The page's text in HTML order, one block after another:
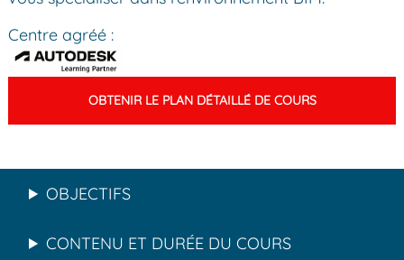
Centre agréé :
OBTENIR LE PLAN DÉTAILLÉ DE COURS
OBJECTIFS
CONTENU ET DURÉE DU COURS